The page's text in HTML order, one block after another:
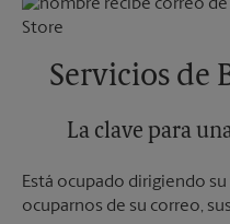
Viernes
6:00 PM
Sábado
Lunes
6:00 PM
Servicios de
La clave para
Está ocupado dirigiendo
ocuparnos de su correo,